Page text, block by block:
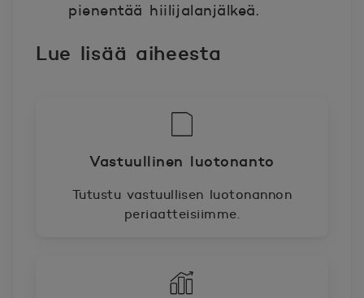
pienentää hiilijalanjälkeä.
Lue lisää aiheesta
Vastuullinen luotonanto
Tutustu vastuullisen luotonannon
periaatteisiimme.